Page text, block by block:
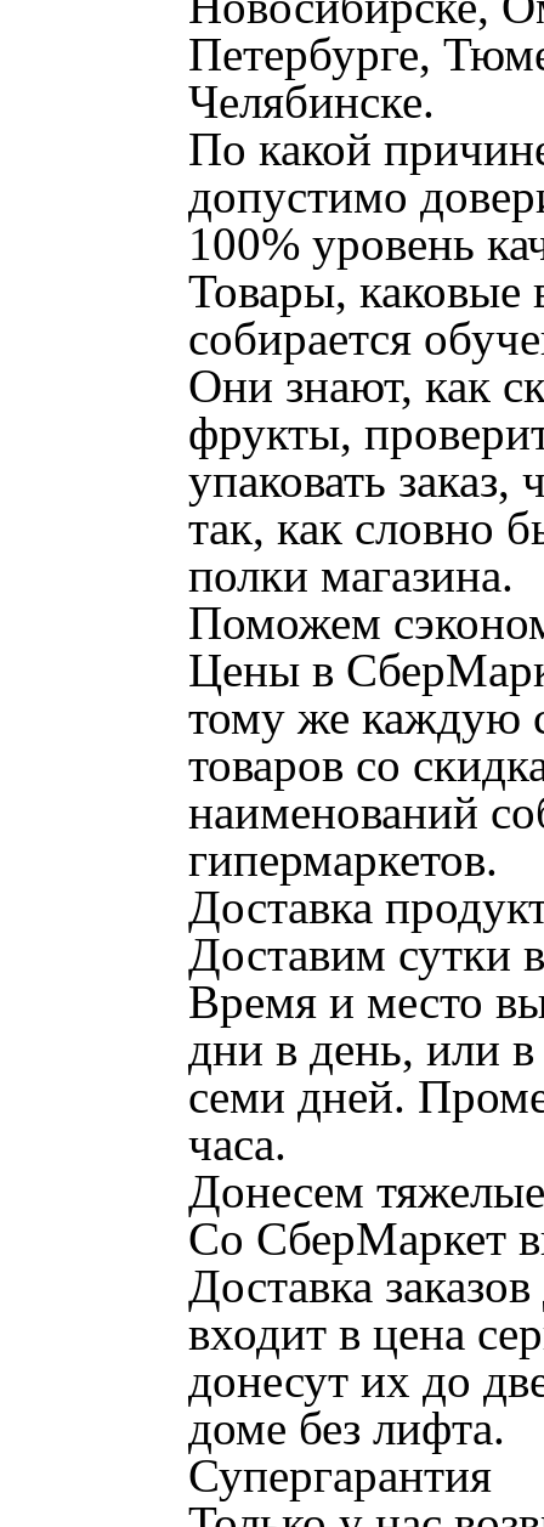
Петербурге,
Челябинске.
По какой
допустимо
100% уровень
Товары, каковые
собирается
Они знают, как
фрукты,
упаковать
так, как словно
полки магазина.
Поможем
Цены в
тому же каждую
товаров со
наименований
гипермаркетов.
Доставка
Доставим сутки
Время и место
дни в день, или
семи дней.
часа.
Донесем
Со СберМаркет
Доставка
входит в цена
донесут их до
доме без лифта.
Супергарантия